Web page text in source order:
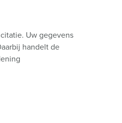
Uw gegevens
handelt de